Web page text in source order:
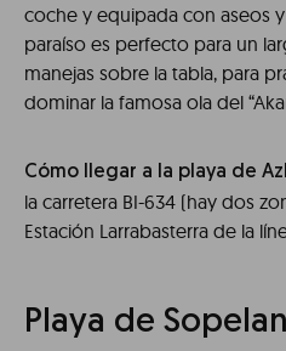
coche y equipada con aseos
paraíso es perfecto para un
manejas sobre la tabla, para
dominar la famosa ola del
Cómo llegar a la playa de
la carretera BI-634 (hay dos
Estación Larrabasterra de la
Playa de